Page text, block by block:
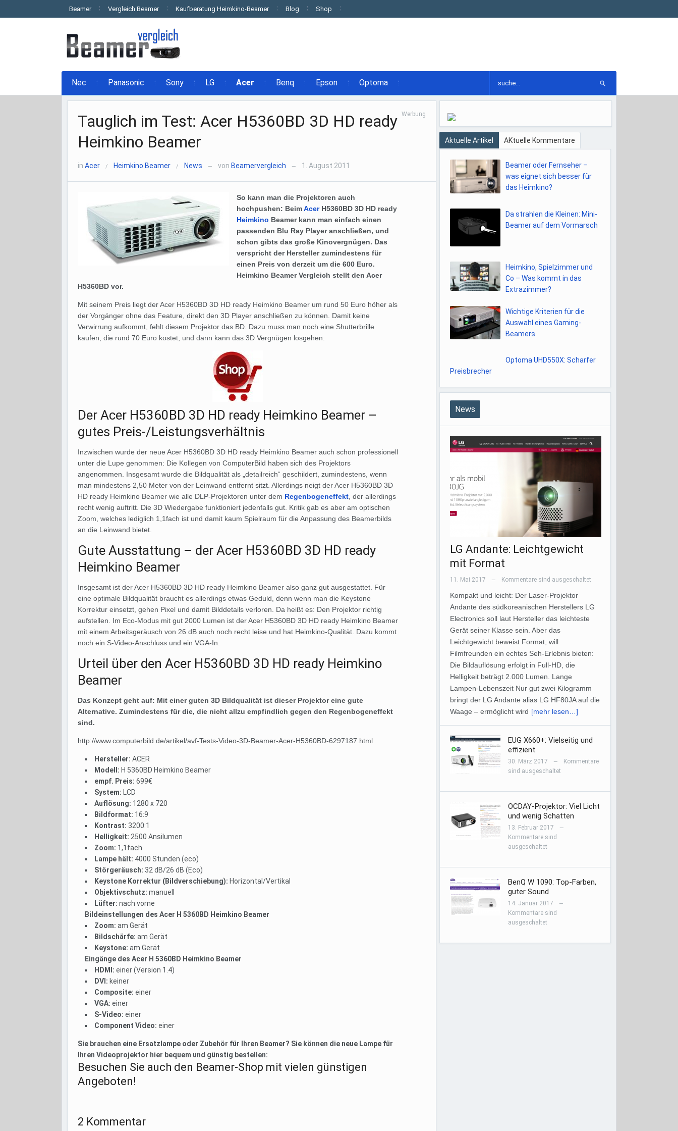
Beamer Vergleich Beamer Kaufberatung Heimkino-Beamer Blog Shop
Nec Panasonic Sony LG Acer Benq Epson Optoma
Tauglich im Test: Acer H5360BD 3D HD ready
Heimkino Beamer
Werbung
in Acer / Heimkino Beamer / News — von Beamervergleich — 1. August 2011
So kann man die Projektoren auch
hochpushen: BeimAcerH5360BD 3D HD ready
Heimkino Beamer kann man einfach einen
passenden Blu Ray Player anschließen, und
schon gibts das große Kinovergnügen. Das
verspricht der Hersteller zumindestens für
einen Preis von derzeit um die 600 Euro.
Heimkino Beamer Vergleich stellt den Acer
H5360BD vor.
Mit seinem Preis liegt der Acer H5360BD 3D HD ready Heimkino Beamer um rund 50 Euro höher als
der Vorgänger ohne das Feature, direkt den 3D Player anschließen zu können. Damit keine
Verwirrung aufkommt, fehlt diesem Projektor das BD. Dazu muss man noch eine Shutterbrille
kaufen, die rund 70 Euro kostet, und dann kann das 3D Vergnügen losgehen.
Der Acer H5360BD 3D HD ready Heimkino Beamer –
gutes Preis-/Leistungsverhältnis
Inzwischen wurde der neue Acer H5360BD 3D HD ready Heimkino Beamer auch schon professionell
unter die Lupe genommen: Die Kollegen von ComputerBild haben sich des Projektors
angenommen. Insgesamt wurde die Bildqualität als „detailreich“ geschildert, zumindestens, wenn
man mindestens 2,50 Meter von der Leinwand entfernt sitzt. Allerdings neigt der Acer H5360BD 3D
HD ready Heimkino Beamer wie alle DLP-Projektoren unter dem Regenbogeneffekt , der allerdings
recht wenig auftritt. Die 3D Wiedergabe funktioniert jedenfalls gut. Kritik gab es aber am optischen
Zoom, welches lediglich 1,1fach ist und damit kaum Spielraum für die Anpassung des Beamerbilds
an die Leinwand bietet.
Gute Ausstattung – der Acer H5360BD 3D HD ready
Heimkino Beamer
Insgesamt ist der Acer H5360BD 3D HD ready Heimkino Beamer also ganz gut ausgestattet. Für
eine optimale Bildqualität braucht es allerdings etwas Geduld, denn wenn man die Keystone
Korrektur einsetzt, gehen Pixel und damit Bilddetails verloren. Da heißt es: Den Projektor richtig
aufstellen. Im Eco-Modus mit gut 2000 Lumen ist der Acer H5360BD 3D HD ready Heimkino Beamer
mit einem Arbeitsgeräusch von 26 dB auch noch recht leise und hat Heimkino-Qualität. Dazu kommt
noch ein S-Video-Anschluss und ein VGA-In.
Urteil über den Acer H5360BD 3D HD ready Heimkino
Beamer
Das Konzept geht auf: Mit einer guten 3D Bildqualität ist dieser Projektor eine gute
Alternative. Zumindestens für die, die nicht allzu empfindlich gegen den Regenbogeneffekt
sind.
http://www.computerbild.de/artikel/avf-Tests-Video-3D-Beamer-Acer-H5360BD-6297187.html
Hersteller: ACER
Modell: H 5360BD Heimkino Beamer
empf. Preis: 699€
System: LCD
Auflösung: 1280 x 720
Bildformat: 16:9
Kontrast: 3200:1
Helligkeit: 2500 Ansilumen
Zoom: 1,1fach
Lampe hält: 4000 Stunden (eco)
Störgeräusch: 32 dB/26 dB (Eco)
Keystone Korrektur (Bildverschiebung): Horizontal/Vertikal
Objektivschutz: manuell
Lüfter: nach vorne
Bildeinstellungen des Acer H 5360BD Heimkino Beamer
Zoom: am Gerät
Bildschärfe: am Gerät
Keystone: am Gerät
Eingänge des Acer H 5360BD Heimkino Beamer
HDMI: einer (Version 1.4)
DVI: keiner
Composite: einer
VGA: einer
S-Video: einer
Component Video: einer
Sie brauchen eine Ersatzlampe oder Zubehör für Ihren Beamer? Sie können die neue Lampe für
Ihren Videoprojektor hier bequem und günstig bestellen:
Besuchen Sie auch den Beamer-Shop mit vielen günstigen
Angeboten!
2 Kommentar
Aktuelle Artikel AKtuelle Kommentare
Beamer oder Fernseher –
was eignet sich besser für
das Heimkino?
Da strahlen die Kleinen: Mini-
Beamer auf dem Vormarsch
Heimkino, Spielzimmer und
Co – Was kommt in das
Extrazimmer?
Wichtige Kriterien für die
Auswahl eines Gaming-
Beamers
Optoma UHD550X: Scharfer
Preisbrecher
News
LG Andante: Leichtgewicht
mit Format
11. Mai 2017 — Kommentare sind ausgeschaltet
Kompakt und leicht: Der Laser-Projektor
Andante des südkoreanischen Herstellers LG
Electronics soll laut Hersteller das leichteste
Gerät seiner Klasse sein. Aber das
Leichtgewicht beweist Format, will
Filmfreunden ein echtes Seh-Erlebnis bieten:
Die Bildauflösung erfolgt in Full-HD, die
Helligkeit beträgt 2.000 Lumen. Lange
Lampen-Lebenszeit Nur gut zwei Kilogramm
bringt der LG Andante alias LG HF80JA auf die
Waage – ermöglicht wird [mehr lesen…]
EUG X660+: Vielseitig und
effizient
30. März 2017 —
Kommentare
sind ausgeschaltet
OCDAY-Projektor: Viel Licht
und wenig Schatten
13. Februar 2017 —
Kommentare sind
ausgeschaltet
BenQ W 1090: Top-Farben,
guter Sound
14. Januar 2017 —
Kommentare sind
ausgeschaltet